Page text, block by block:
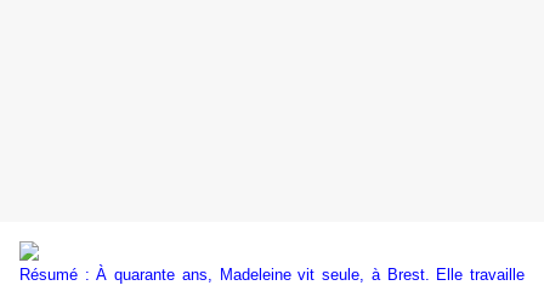
Résumé : À quarante ans, Madeleine vit seule, à Brest. Elle travaille